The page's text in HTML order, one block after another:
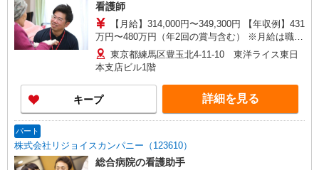
看護師
【月給】314,000円〜349,300円 【年収例】431
万円〜480万円（年2回の賞与含む） ※月給は職務
手当、働きがい向上手当、日祝手当（月平均2回
分）等、 毎月平均的に支払われる手当を含みま
す。 ◎月給は経験により異なります。 ◎残業時は
別途時間外手当支給（超過1分〜） ◎賞与 基本
給2.08ヶ月分/年支給
東京都練馬区豊玉北4-11-10 東洋ライス東日
本支店ビル1階
キープ 詳細を見る
パート
株式会社リジョイスカンパニー（123610）
総合病院の看護助手